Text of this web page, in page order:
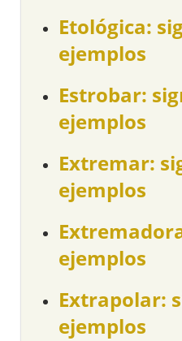
Etológica:
ejemplos
Estrobar:
ejemplos
Extremar:
ejemplos
ejemplos
Extrapolar:
ejemplos